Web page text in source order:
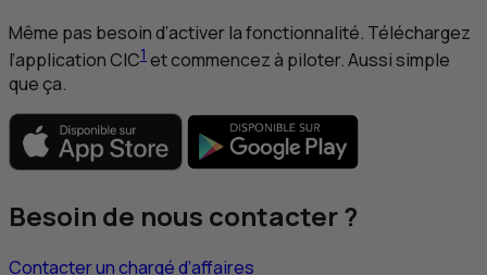
Même pas besoin d’activer la fonctionnalité. Téléchargez
l’applicationCIC1 et commencez à piloter. Aussi simple
que ça.
Besoin de nous contacter ?
Contacter un chargé d’affaires